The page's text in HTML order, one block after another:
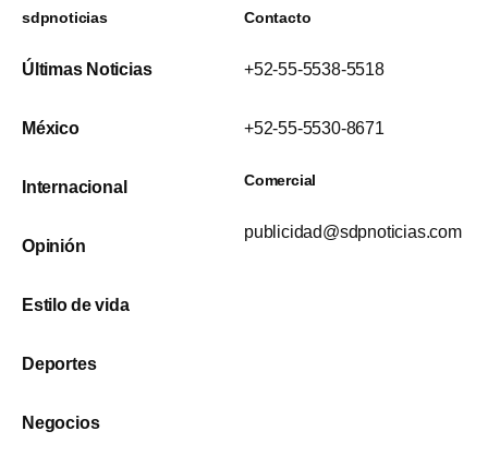
sdpnoticias
Últimas Noticias
México
Internacional
Opinión
Estilo de vida
Deportes
Negocios
Contacto
+52-55-5538-5518
+52-55-5530-8671
Comercial
publicidad@sdpnoticias.com